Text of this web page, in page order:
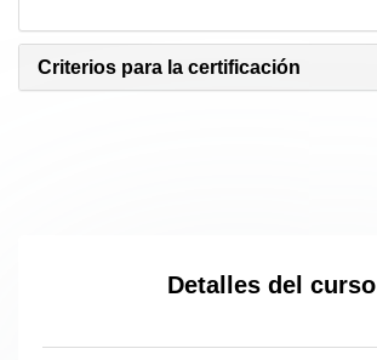
Criterios para la certificación
Detalles del curso